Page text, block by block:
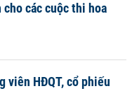
các cuộc thi hoa
viên HĐQT, cổ phiếu